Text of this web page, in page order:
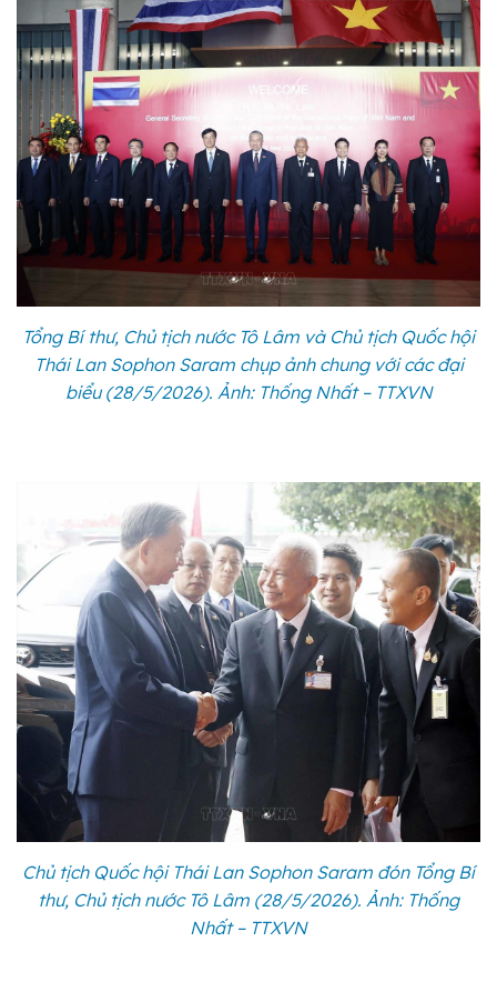
Tổng Bí thư, Chủ tịch nước Tô Lâm và Chủ tịch Quốc hội
Thái Lan Sophon Saram chụp ảnh chung với các đại
biểu (28/5/2026). Ảnh: Thống Nhất – TTXVN
Chủ tịch Quốc hội Thái Lan Sophon Saram đón Tổng Bí
thư, Chủ tịch nước Tô Lâm (28/5/2026). Ảnh: Thống
Nhất – TTXVN